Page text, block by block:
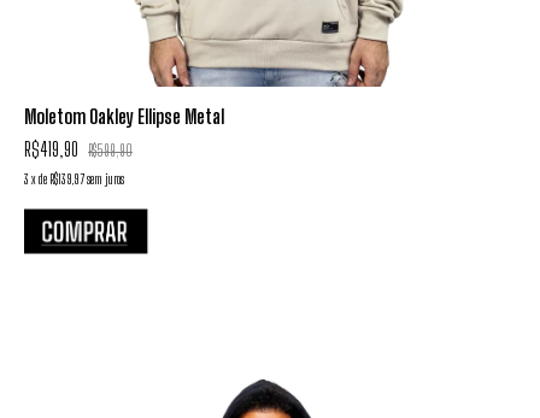
Moletom Oakley Ellipse Metal
R$419,90 R$599,90
3 xde R$139,97sem juros